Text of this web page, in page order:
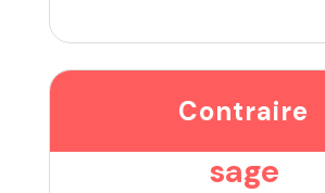
Contraire
sage